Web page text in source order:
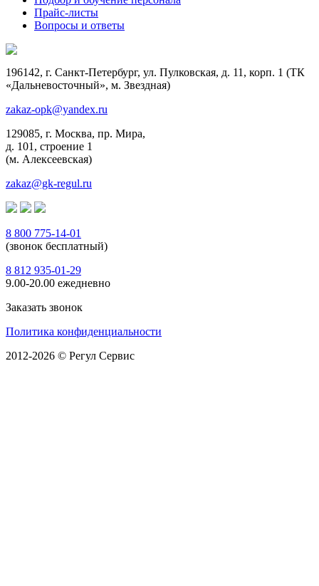
Прайс-листы
Вопросы и ответы
196142, г. Санкт-Петербург, ул. Пулковская, д. 11, корп. 1 (ТК
«Дальневосточный», м. Звездная)
zakaz-opk@yandex.ru
129085, г. Москва, пр. Мира,
д. 101, строение 1
(м. Алексеевская)
zakaz@gk-regul.ru
8 800 775-14-01
(звонок бесплатный)
8 812 935-01-29
9.00-20.00 ежедневно
Заказать звонок
Политика конфиденциальности
2012-2026 © Регул Сервис